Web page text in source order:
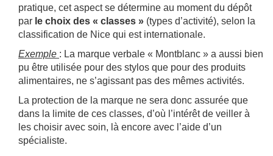
pratique, cet aspect se détermine au moment du dépôt
par le choix des « classes » (types d’activité), selon la
classification de Nice qui est internationale.
Exemple : La marque verbale « Montblanc » a aussi bien
pu être utilisée pour des stylos que pour des produits
alimentaires, ne s’agissant pas des mêmes activités.
La protection de la marque ne sera donc assurée que
dans la limite de ces classes, d’où l’intérêt de veiller à
les choisir avec soin, là encore avec l’aide d’un
spécialiste.